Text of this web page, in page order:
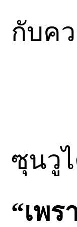
กับค
ซุนวู
“เพ